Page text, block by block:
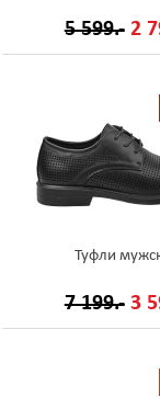
5 599.- 2
Туфли
7 199.- 3